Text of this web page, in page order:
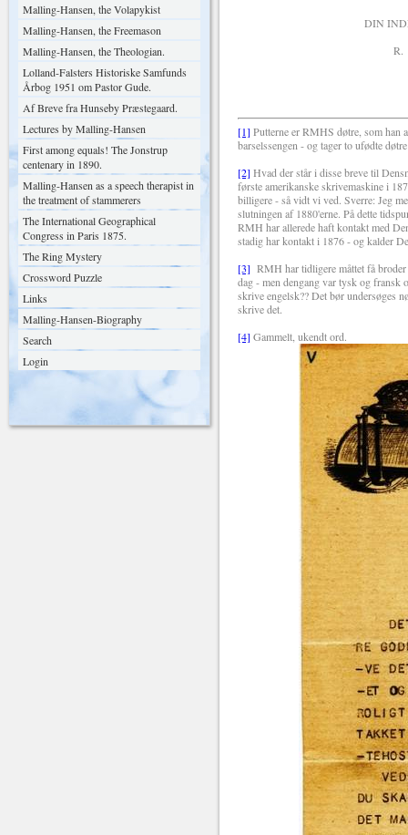
Malling-Hansen, the Volapykist
Malling-Hansen, the Freemason
Malling-Hansen, the Theologian.
Lolland-Falsters Historiske Samfunds
Årbog 1951 om Pastor Gude.
Af Breve fra Hunseby Præstegaard.
Lectures by Malling-Hansen
First among equals! The Jonstrup
centenary in 1890.
Malling-Hansen as a speech therapist in
the treatment of stammerers
The International Geographical
Congress in Paris 1875.
The Ring Mystery
Crossword Puzzle
Links
Malling-Hansen-Biography
Search
Login
DIN INDERLIGT
R. M.
[1] Putterne er RMHS døtre, som han
barselssengen - og tager to ufødte
[2] Hvad der står i disse breve til
første amerikanske skrivemaskine i
billigere - så vidt vi ved. Sverre: Jeg
slutningen af 1880'erne. På dette
RMH har allerede haft kontakt med
stadig har kontakt i 1876 - og kalder
[3] RMH har tidligere måttet få
dag - men dengang var tysk og
skrive engelsk?? Det bør undersøges
skrive det.
[4] Gammelt, ukendt ord.